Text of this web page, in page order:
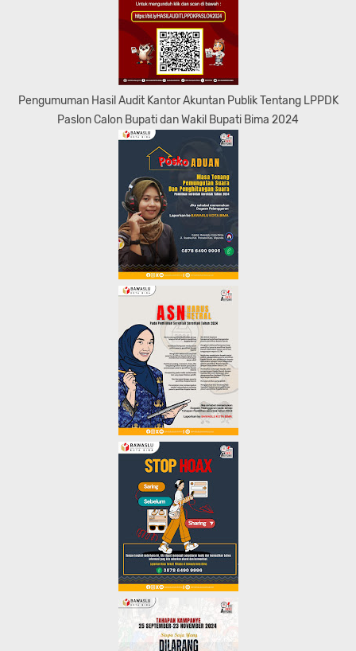
Pengumuman Hasil Audit Kantor Akuntan Publik Tentang LPPDK
Paslon Calon Bupati dan Wakil Bupati Bima 2024